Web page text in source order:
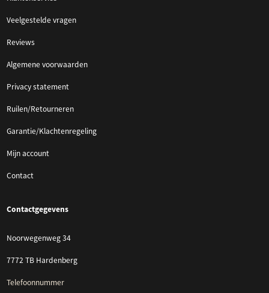
Veelgestelde vragen
Reviews
Algemene voorwaarden
Privacy statement
Ruilen/Retourneren
Garantie/Klachtenregeling
Mijn account
Contact
Contactgegevens
Noorwegenweg 34
7772 TB Hardenberg
Telefoonnummer